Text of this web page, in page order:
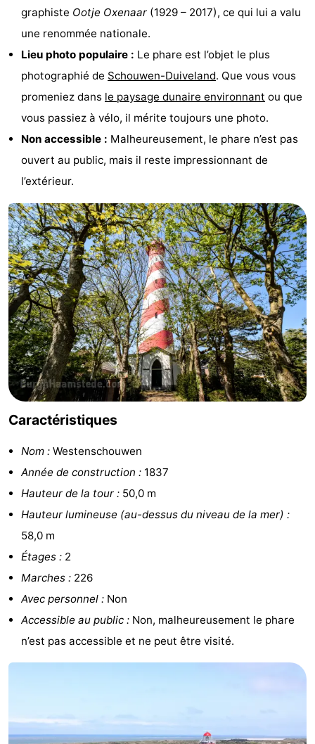
faire
Lieux
d'intérêt
Musées
Monuments
Moulins
-
Points
vue
Attractions
Croisières
-
Terrains
de
jeux
-
Aires
de
jeux
intérieures
-
Bowling
-
Parcours
de
mini-
golf
Centres
de
bien-
être
Villages
&
villes
Nature
Visites
-
Piscines
Faire
vélo
-
Randonnée
Équitation
golf
Peche
-
graphiste Ootje Oxenaar (1929 – 2017), ce qui lui a valu
une renommée nationale.
Lieu photo populaire : Le phare est l’objet le plus
photographié de Schouwen-Duiveland. Que vous vous
promeniez dans le paysage dunaire environnant ou que
vous passiez à vélo, il mérite toujours une photo.
Non accessible : Malheureusement, le phare n’est pas
ouvert au public, mais il reste impressionnant de
l’extérieur.
Caractéristiques
Nom : Westenschouwen
Année de construction : 1837
Hauteur de la tour : 50,0 m
Hauteur lumineuse (au-dessus du niveau de la mer) :
58,0 m
Étages : 2
Marches : 226
Avec personnel : Non
Accessible au public : Non, malheureusement le phare
n’est pas accessible et ne peut être visité.